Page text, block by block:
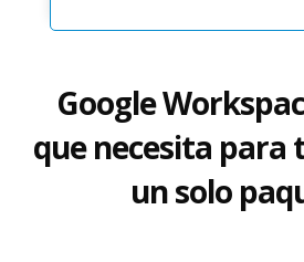
Google
que necesita para
un solo